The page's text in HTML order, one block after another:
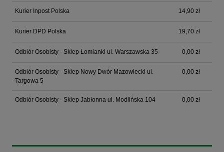
Kurier Inpost Polska 14,90 zł
Kurier DPD Polska 19,70 zł
Odbiór Osobisty - Sklep Łomianki ul. Warszawska 35 0,00 zł
Odbiór Osobisty - Sklep Nowy Dwór Mazowiecki ul.
Targowa 5
0,00 zł
Odbiór Osobisty - Sklep Jabłonna ul. Modlińska 104 0,00 zł